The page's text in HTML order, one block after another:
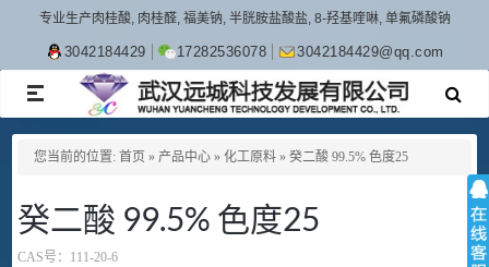
专业生产肉桂酸, 肉桂醛, 福美钠, 半胱胺盐酸盐, 8-羟基喹啉, 单氟磷酸钠
3042184429 17282536078 3042184429@qq.com
TOGGLE
NAVIGATION
您当前的位置: 首页 » 产品中心 » 化工原料 » 癸二酸 99.5% 色度25
癸二酸 99.5% 色度25
CAS号： 111-20-6